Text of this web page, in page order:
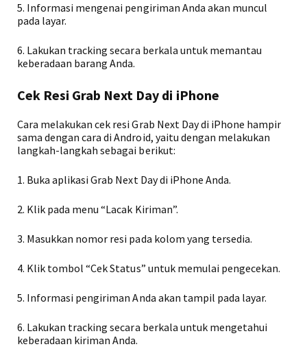
5. Informasi mengenai pengiriman Anda akan muncul
pada layar.
6. Lakukan tracking secara berkala untuk memantau
keberadaan barang Anda.
Cek Resi Grab Next Day di iPhone
Cara melakukan cek resi Grab Next Day di iPhone hampir
sama dengan cara di Android, yaitu dengan melakukan
langkah-langkah sebagai berikut:
1. Buka aplikasi Grab Next Day di iPhone Anda.
2. Klik pada menu “Lacak Kiriman”.
3. Masukkan nomor resi pada kolom yang tersedia.
4. Klik tombol “Cek Status” untuk memulai pengecekan.
5. Informasi pengiriman Anda akan tampil pada layar.
6. Lakukan tracking secara berkala untuk mengetahui
keberadaan kiriman Anda.